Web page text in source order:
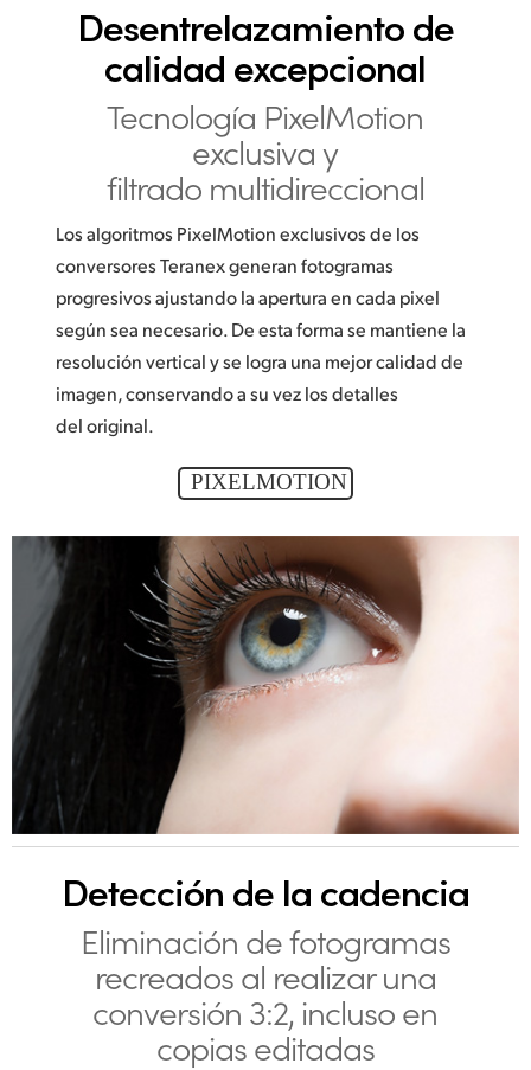
Desentrelazamientode
calidad excepcional
Tecnología PixelMotion
exclusiva y
filtrado multidireccional
Los algoritmos PixelMotion exclusivos de los
conversores Teranex generan fotogramas
progresivos ajustando la apertura en cada pixel
según sea necesario. De esta forma se mantiene la
resolución vertical y se logra una mejor calidad de
imagen, conservando a su vez los detalles
del original.
Detección de la cadencia
Eliminación defotogramas
recreados al realizar una
conversión 3:2, incluso en
copias editadas